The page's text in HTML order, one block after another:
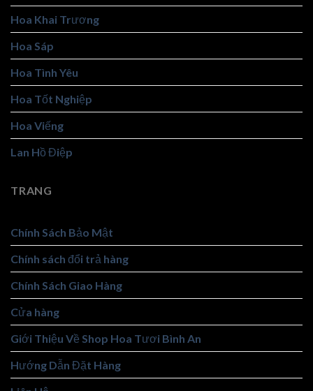
Hoa Khai Trương
Hoa Sáp
Hoa Tình Yêu
Hoa Tốt Nghiệp
Hoa Viếng
Lan Hồ Điệp
TRANG
Chính Sách Bảo Mật
Chính sách đổi trả hàng
Chính Sách Giao Hàng
Cửa hàng
Giới Thiệu Về Shop Hoa Tươi Bình An
Hướng Dẫn Đặt Hàng